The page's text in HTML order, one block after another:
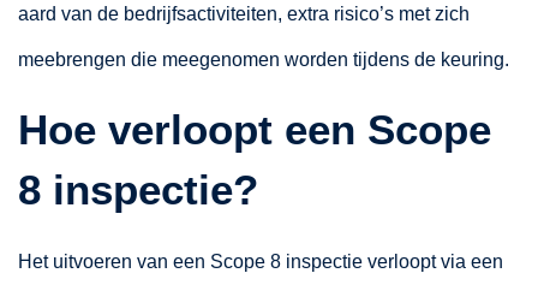
aard van de bedrijfsactiviteiten, extra risico’s met zich
meebrengen die meegenomen worden tijdens de keuring.
Hoe verloopt een Scope
8 inspectie?
Het uitvoeren van een Scope 8 inspectie verloopt via een